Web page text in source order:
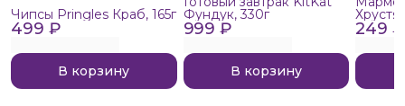
499 ₽
Чипсы Pringles Краб, 165г
В корзину
999 ₽
Фундук, 330г
В корзину
249 ₽